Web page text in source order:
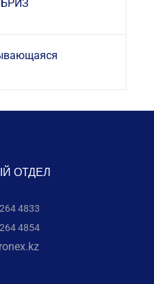
БРИЗ
ОТДЕЛ
4833
4854